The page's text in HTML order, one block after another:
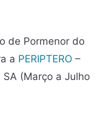
de Pormenor do
a PERIPTERO –
(Março a Julho